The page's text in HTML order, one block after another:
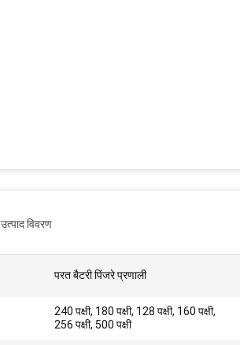
उत्पाद विवरण
परत बैटरी पिंजरे प्रणाली
240 पक्षी, 180 पक्षी, 128 पक्षी, 160 पक्षी,
256 पक्षी, 500 पक्षी